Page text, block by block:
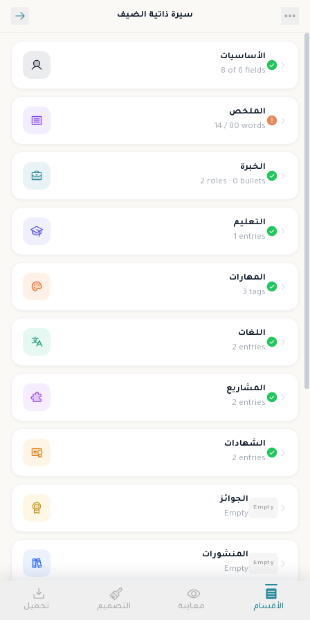
تخطي إلى المحتوى الرئيسيسيرة ذاتية الضيف
الأساسيات
8 of 6 fields
الملخص
14 / 80 words
الخبرة
2 roles · 0 bullets
التعليم
1 entries
المهارات
3 tags
اللغات
2 entries
المشاريع
2 entries
الشهادات
2 entries
الجوائز
Empty
Empty
المنشورات
Empty
Empty
الأقسام معاينة التصميم تحميل